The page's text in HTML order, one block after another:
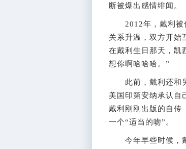
断被爆出感情绯闻。
2012年，戴利被传
关系升温，双方开始
在戴利生日那天，凯
想你啊哈哈哈。”
此前，戴利还和另
美国印第安纳承认自
戴利刚刚出版的自传
一个“适当的吻”。
今年早些时候，戴